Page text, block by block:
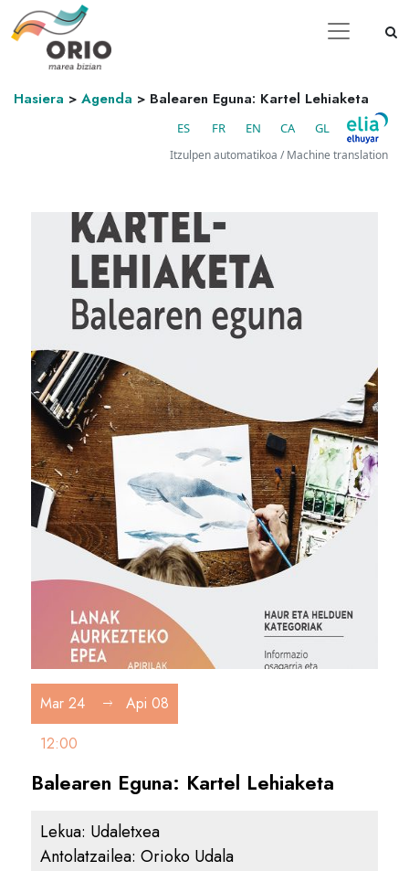
Hasiera > Agenda > Balearen Eguna: Kartel Lehiaketa
ES FR EN CA GL
Itzulpen automatikoa / Machine translation
Mar 24
Api 08
12:00
Balearen Eguna: Kartel Lehiaketa
Lekua: Udaletxea
Antolatzailea:Orioko Udala